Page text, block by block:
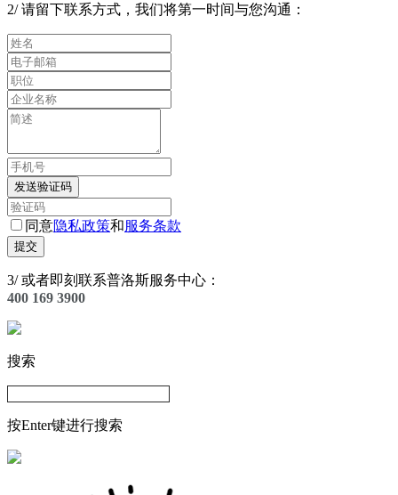
2/请留下联系方式，我们将第一时间与您沟通：
发送验证码
同意隐私政策和服务条款
提交
3/或者即刻联系普洛斯服务中心：
400 169 3900
搜索
按Enter键进行搜索